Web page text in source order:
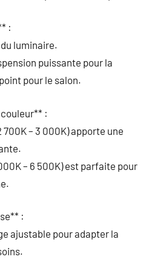
:
luminaire.
puissante pour la
pour le salon.
:
– 3 000K) apporte une
– 6 500K) est parfaite pour
:
ajustable pour adapter la